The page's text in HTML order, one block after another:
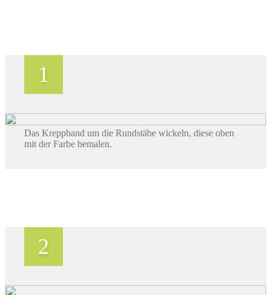
Das Kreppband um die Rundstäbe wickeln, diese oben
mit der Farbe bemalen.